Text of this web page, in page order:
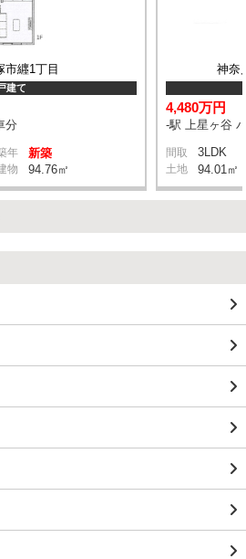
市纒1丁目
建て
分
年 新築
物 94.76㎡
神奈
4,480万円
-駅 上星ヶ谷
間取 3LDK
土地 94.01㎡